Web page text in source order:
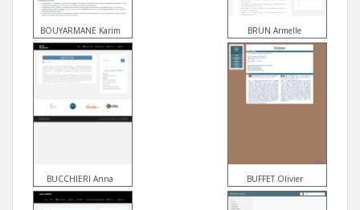
BOUYARMANE Karim BRUN Armelle
BUCCHIERI Anna BUFFET Olivier